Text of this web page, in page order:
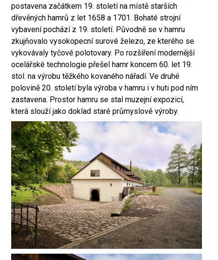
postavena začátkem 19. století na místě starších
dřevěných hamrů z let 1658 a 1701. Bohaté strojní
vybavení pochází z 19. století. Původně se v hamru
zkujňovalo vysokopecní surové železo, ze kterého se
vykovávaly tyčové polotovary. Po rozšíření modernější
ocelářské technologie přešel hamr koncem 60. let 19.
stol. na výrobu těžkého kovaného nářadí. Ve druhé
polovině 20. století byla výroba v hamru i v huti pod ním
zastavena. Prostor hamru se stal muzejní expozicí,
která slouží jako doklad staré průmyslové výroby.